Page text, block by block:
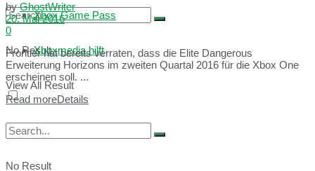
No Result
View All Result
Xbox Game Pass
Xboxmedia hilft
No Result
by GhostWriter
20. Mai 2016
0
Frontier hat bereits verraten, dass die Elite Dangerous
Erweiterung Horizons im zweiten Quartal 2016 für die Xbox One
erscheinen soll. ...
Read moreDetails